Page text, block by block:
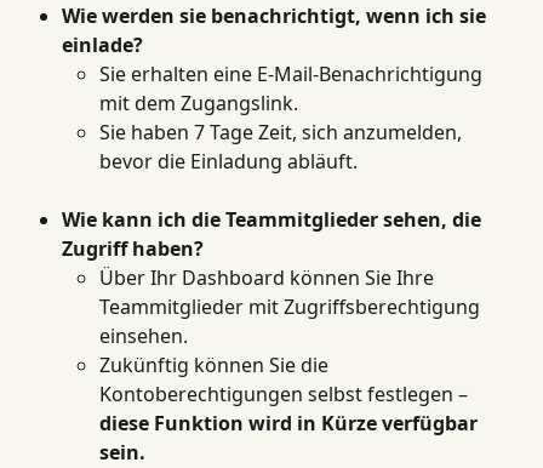
Wie werden sie benachrichtigt, wenn ich sie
einlade?
Sie erhalten eine E-Mail-Benachrichtigung
mit dem Zugangslink.
Sie haben 7 Tage Zeit, sich anzumelden,
bevor die Einladung abläuft.
Wie kann ich die Teammitglieder sehen, die
Zugriff haben?
Über Ihr Dashboard können Sie Ihre
Teammitglieder mit Zugriffsberechtigung
einsehen.
Zukünftig können Sie die
Kontoberechtigungen selbst festlegen –
diese Funktion wird in Kürze verfügbar
sein.